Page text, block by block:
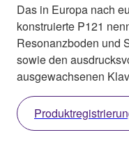
Das in Europa nach
konstruierte P121
Resonanzboden und
sowie den
ausgewachsenen